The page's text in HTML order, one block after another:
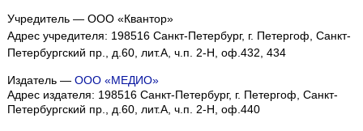
Учредитель — ООО «Квантор»
Адрес учредителя: 198516 Санкт-Петербург, г. Петергоф, Санкт-
Петербургский пр., д.60, лит.А, ч.п. 2-Н, оф.432, 434
Издатель — ООО «МЕДИО»
Адрес издателя: 198516 Санкт-Петербург, г. Петергоф, Санкт-
Петербургский пр., д.60, лит.А, ч.п. 2-Н, оф.440